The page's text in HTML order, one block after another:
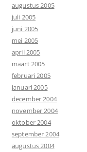
augustus 2005
juli 2005
juni 2005
mei 2005
april 2005
maart 2005
februari 2005
januari 2005
december 2004
november 2004
oktober 2004
september 2004
augustus 2004